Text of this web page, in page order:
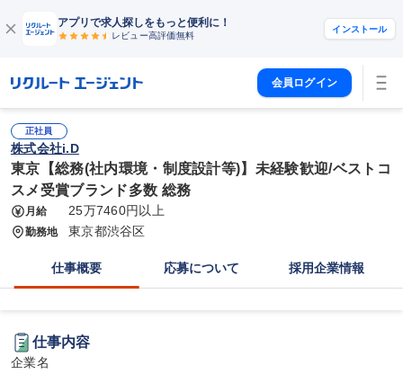
アプリで求人探しをもっと便利に！
レビュー高評価無料
インストール
会員ログイン
正社員
株式会社i.D
東京【総務(社内環境・制度設計等)】未経験歓迎/ベストコ
スメ受賞ブランド多数 総務
月給 25万7460円以上
勤務地 東京都渋谷区
仕事概要 応募について 採用企業情報
仕事内容
企業名